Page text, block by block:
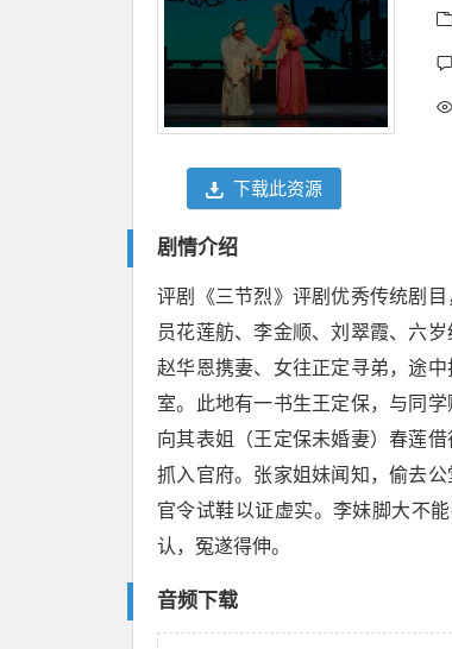
下载此资源
剧情介绍
评剧《三节烈》评剧优秀传统剧
员花莲舫、李金顺、刘翠霞、六
赵华恩携妻、女往正定寻弟，途
室。此地有一书生王定保，与同
向其表姐（王定保未婚妻）春莲
抓入官府。张家姐妹闻知，偷去
官令试鞋以证虚实。李妹脚大不
认，冤遂得伸。
音频下载